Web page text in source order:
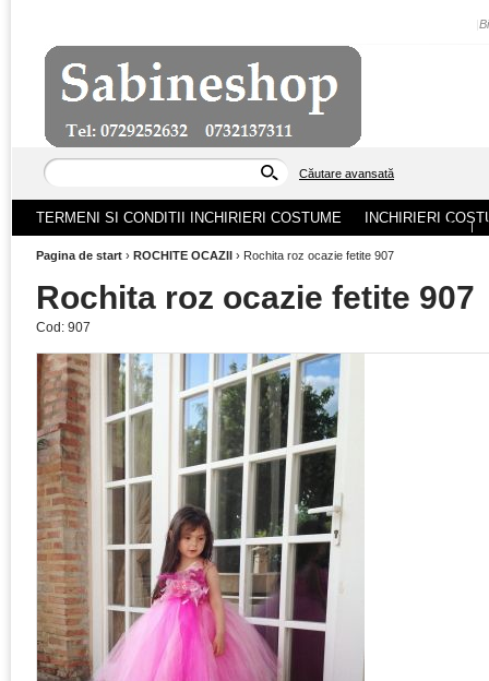
Căutare avansată
ACASA |
TERMENI SI CONDITII INCHIRIERI COSTUME INCHIRIERI
Pagina de start › ROCHITE OCAZII › Rochita roz ocazie fetite 907
Rochita roz ocazie fetite 907
Cod: 907